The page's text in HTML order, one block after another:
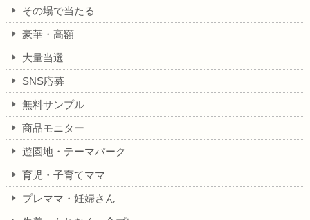
その場で当たる
豪華・高額
大量当選
SNS応募
無料サンプル
商品モニター
遊園地・テーマパーク
育児・子育てママ
プレママ・妊婦さん